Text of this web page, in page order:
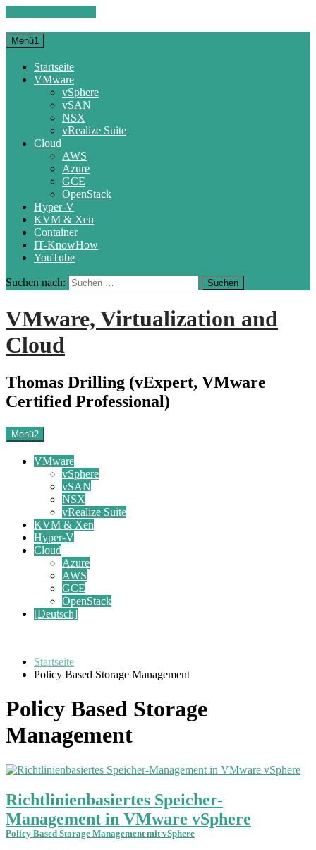
Menü1
Startseite
VMware
vSphere
vSAN
NSX
vRealize Suite
Cloud
AWS
Azure
GCE
OpenStack
Hyper-V
KVM & Xen
Container
IT-KnowHow
YouTube
Suchen nach:
VMware, Virtualization and
Cloud
Thomas Drilling (vExpert, VMware
Certified Professional)
Menü2
VMware
vSphere
vSAN
NSX
vRealize Suite
KVM & Xen
Hyper-V
Cloud
Azure
AWS
GCE
OpenStack
[Deutsch]
Startseite
Policy Based Storage Management
Policy Based Storage
Management
Richtlinienbasiertes Speicher-
Management in VMware vSphere
Policy Based Storage Management mit vSphere